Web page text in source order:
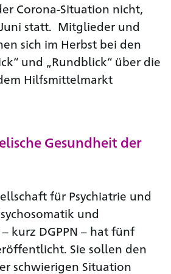
Corona-Situation nicht,
statt. Mitglieder und
sich im Herbst bei den
und „Rundblick“ über die
Hilfsmittelmarkt
Gesundheit der
für Psychiatrie und
und
kurz DGPPN – hat fünf
Sie sollen den
schwierigen Situation